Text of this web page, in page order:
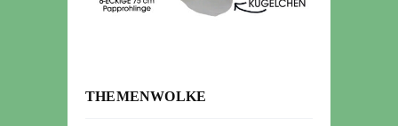
THEMENWOLKE